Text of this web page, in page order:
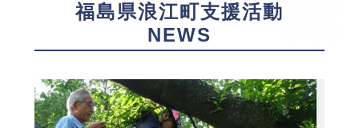
福島県浪江町支援活動
NEWS